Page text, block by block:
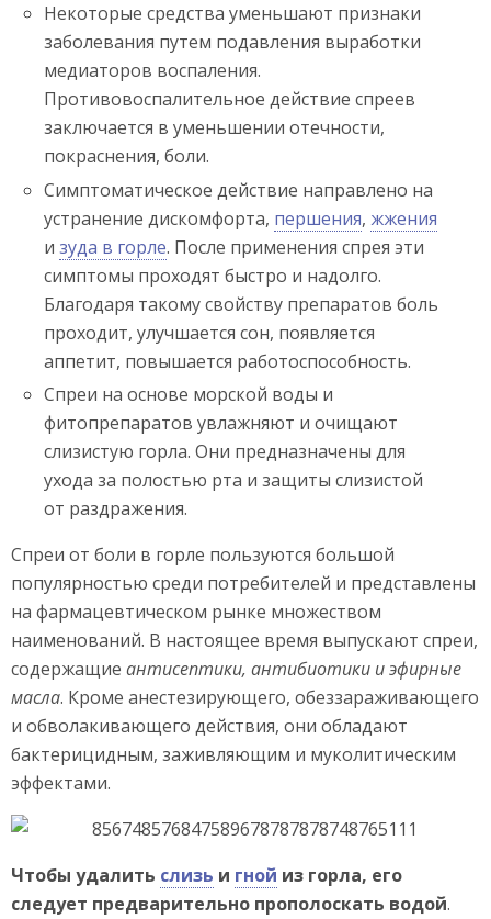
Некоторые средства уменьшают признаки
заболевания путем подавления выработки
медиаторов воспаления.
Противовоспалительное действие спреев
заключается в уменьшении отечности,
покраснения, боли.
Симптоматическое действие направлено на
устранение дискомфорта, першения,жжения
изуда в горле. После применения спрея эти
симптомы проходят быстро и надолго.
Благодаря такому свойству препаратов боль
проходит, улучшается сон, появляется
аппетит, повышается работоспособность.
Спреи на основе морской воды и
фитопрепаратов увлажняют и очищают
слизистую горла. Они предназначены для
ухода за полостью рта и защиты слизистой
от раздражения.
Спреи от боли в горле пользуются большой
популярностью среди потребителей и представлены
на фармацевтическом рынке множеством
наименований. В настоящее время выпускают спреи,
содержащие антисептики, антибиотики и эфирные
масла. Кроме анестезирующего, обеззараживающего
и обволакивающего действия, они обладают
бактерицидным, заживляющим и муколитическим
эффектами.
Чтобы удалить слизь и гной из горла, его
следует предварительно прополоскать водой.